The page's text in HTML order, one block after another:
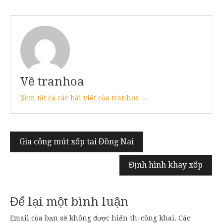
Về tranhoa
Xem tất cả các bài viết của tranhoa →
Điều
hướng
Gia công mút xốp tại Đồng Nai
Định hình khay xốp
Để lại một bình luận
Email của bạn sẽ không được hiển thị công khai. Các